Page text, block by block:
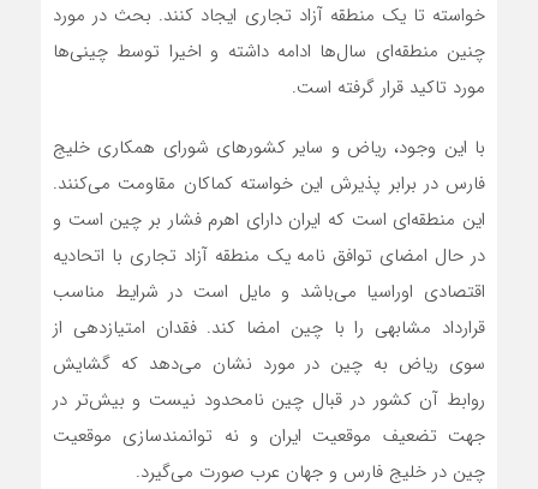
خواسته تا یک منطقه آزاد تجاری ایجاد کنند. بحث در مورد
چنین منطقه‌ای سال‌ها ادامه داشته و اخیرا توسط چینی‌ها
مورد تاکید قرار گرفته است.
با این وجود، ریاض و سایر کشور‌های شورای همکاری خلیج
فارس در برابر پذیرش این خواسته کماکان مقاومت می‌کنند.
این منطقه‌ای است که ایران دارای اهرم فشار بر چین است و
در حال امضای توافق نامه یک منطقه آزاد تجاری با اتحادیه
اقتصادی اوراسیا می‌باشد و مایل است در شرایط مناسب
قرارداد مشابهی را با چین امضا کند. فقدان امتیازدهی از
سوی ریاض به چین در مورد نشان می‌دهد که گشایش
روابط آن کشور در قبال چین نامحدود نیست و بیش‌تر در
جهت تضعیف موقعیت ایران و نه توانمندسازی موقعیت
چین در خلیج فارس و جهان عرب صورت می‌گیرد.